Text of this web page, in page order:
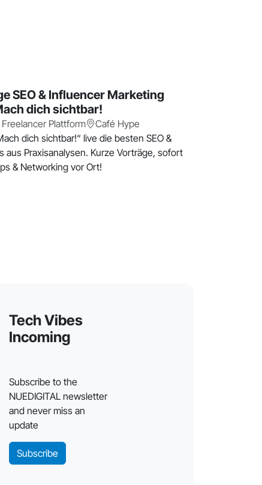
SEO & Influencer Marketing
dich sichtbar!
Plattform
Café Hype
dich sichtbar!“ live die besten SEO &
aus Praxisanalysen. Kurze Vorträge, sofort
& Networking vor Ort!
Tech Vibes
Incoming
Subscribe to the
NUEDIGITAL newsletter
and never miss an
update
Subscribe